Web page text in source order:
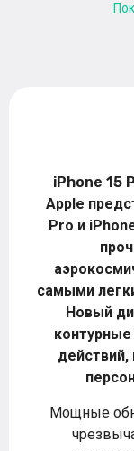
iPhone 15
Apple
Pro и
самыми
Новый
Мощные